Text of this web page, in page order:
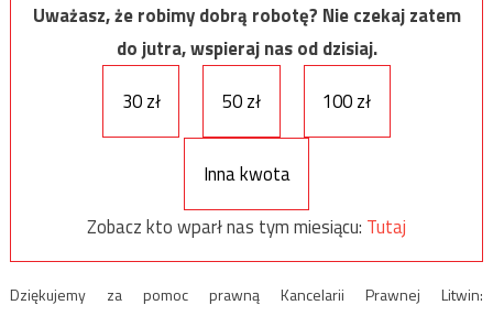
Uważasz, że robimy dobrą robotę? Nie czekaj zatem
do jutra, wspieraj nas od dzisiaj.
30 zł
50 zł 100 zł
Inna kwota
Zobacz kto wparł nas tym miesiącu: Tutaj
Dziękujemy za pomoc prawną Kancelarii Prawnej Litwin: